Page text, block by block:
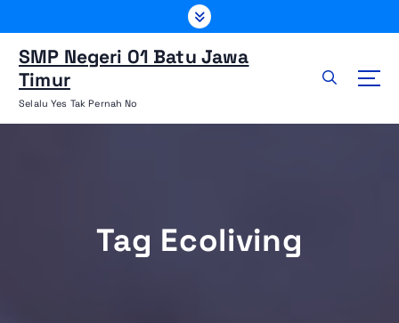
e
SMP Negeri 01 Batu Jawa
Timur
Selalu Yes Tak Pernah No
Tag Ecoliving